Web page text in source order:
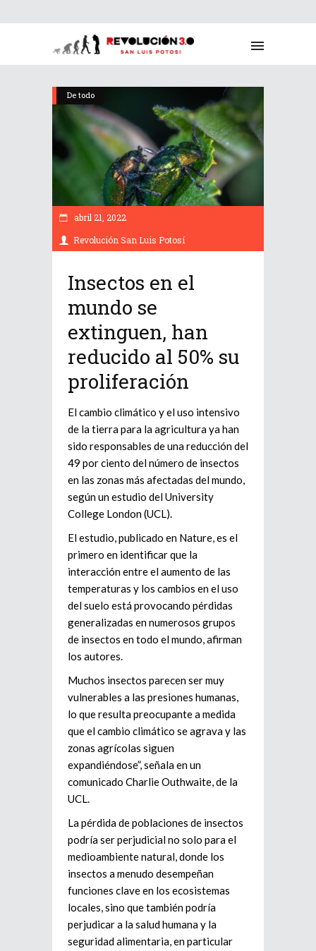
De todo
abril 21, 2022
Revolución San Luis Potosí
Insectos en el
mundo se
extinguen, han
reducido al 50% su
proliferación
El cambio climático y el uso intensivo
de la tierra para la agricultura ya han
sido responsables de una reducción del
49 por ciento del número de insectos
en las zonas más afectadas del mundo,
según un estudio del University
College London (UCL).
El estudio, publicado en Nature, es el
primero en identificar que la
interacción entre el aumento de las
temperaturas y los cambios en el uso
del suelo está provocando pérdidas
generalizadas en numerosos grupos
de insectos en todo el mundo, afirman
los autores.
Muchos insectos parecen ser muy
vulnerables a las presiones humanas,
lo que resulta preocupante a medida
que el cambio climático se agrava y las
zonas agrícolas siguen
expandiéndose”, señala en un
comunicado Charlie Outhwaite, de la
UCL.
La pérdida de poblaciones de insectos
podría ser perjudicial no solo para el
medioambiente natural, donde los
insectos a menudo desempeñan
funciones clave en los ecosistemas
locales, sino que también podría
perjudicar a la salud humana y la
seguridad alimentaria, en particular